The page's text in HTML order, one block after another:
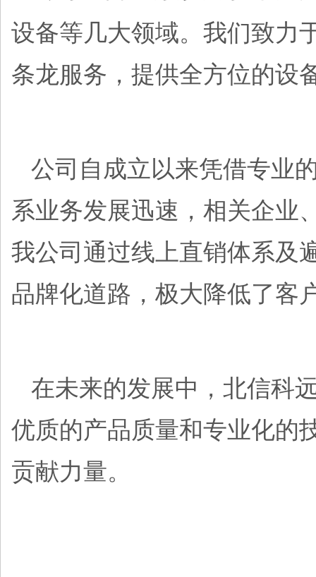
设备等几大领域。我们致力
条龙服务 ， 提供全方位的设
公司自成立以来凭借专业
系业务发展迅速，相关企业
我公司通过线上直销体系及
品牌化道路， 极大降低了客
在未来的发展中，北信科
优质的产品质量和专业化的
贡献力量。